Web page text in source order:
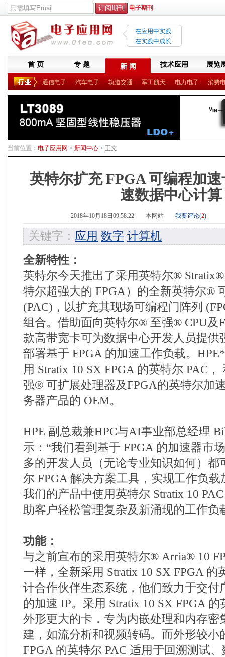
电子期刊
在应用中实践
在实践中成长
首 页 专 题 新 闻 技术应用 展览
通信电子 汽车电子 轨道交通 军工航天 电力电子 消费
当前位置： 电子应用网 > 新闻中心 > 正文
英特尔扩充 FPGA 可编程加
速数据中心计算
2018年10月18日09:58:22 本网站 我要评论(2)
关键字： 应用 数字 计算机
全新特性：
英特尔今天推出了采用英特尔®
特尔超强大的 FPGA）的全新英特尔®
(PAC)，以扩充其现场可编程门阵列
组合。借助面向英特尔® 至强® CPU及
款高带宽卡可为数据中心开发人员提供
部署基于 FPGA 的加速工作负载。
用 Stratix 10 SX FPGA 的英特尔 PAC
强® 可扩展处理器及FPGA的英特尔加
务器产品的 OEM。
HPE 副总裁兼HPC与AI事业部总经理
示：“我们看到基于 FPGA 的加速器市
多的开发人员（无论专业知识如何）都
尔 FPGA 解决方案工具，实现工作负
我们的产品中使用英特尔 Stratix 10
助客户轻松管理复杂及新涌现的工作负
功能：
与之前宣布的采用英特尔® Arria® 10
一样，全新采用 Stratix 10 SX FPGA 的
计合作伙伴生态系统，他们致力于交付
的加速 IP。采用 Stratix 10 SX FPGA
外形更大的卡，专为内嵌处理和内存密
建，如流分析和视频转码。而外形较小
FPGA 的英特尔 PAC 适用于回溯测试